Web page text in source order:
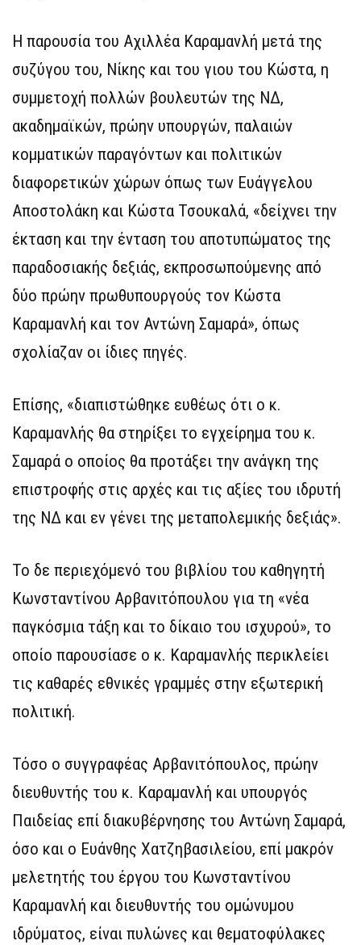
Η παρουσία του Αχιλλέα Καραμανλή μετά της
συζύγου του, Νίκης και του γιου του Κώστα, η
συμμετοχή πολλών βουλευτών της ΝΔ,
ακαδημαϊκών, πρώην υπουργών, παλαιών
κομματικών παραγόντων και πολιτικών
διαφορετικών χώρων όπως των Ευάγγελου
Αποστολάκη και Κώστα Τσουκαλά, «δείχνει την
έκταση και την ένταση του αποτυπώματος της
παραδοσιακής δεξιάς, εκπροσωπούμενης από
δύο πρώην πρωθυπουργούς τον Κώστα
Καραμανλή και τον Αντώνη Σαμαρά», όπως
σχολίαζαν οι ίδιες πηγές.
Επίσης, «διαπιστώθηκε ευθέως ότι ο κ.
Καραμανλής θα στηρίξει το εγχείρημα του κ.
Σαμαρά ο οποίος θα προτάξει την ανάγκη της
επιστροφής στις αρχές και τις αξίες του ιδρυτή
της ΝΔ και εν γένει της μεταπολεμικής δεξιάς».
Το δε περιεχόμενό του βιβλίου του καθηγητή
Κωνσταντίνου Αρβανιτόπουλου για τη «νέα
παγκόσμια τάξη και το δίκαιο του ισχυρού», το
οποίο παρουσίασε ο κ. Καραμανλής περικλείει
τις καθαρές εθνικές γραμμές στην εξωτερική
πολιτική.
Τόσο ο συγγραφέας Αρβανιτόπουλος, πρώην
διευθυντής του κ. Καραμανλή και υπουργός
Παιδείας επί διακυβέρνησης του Αντώνη Σαμαρά,
όσο και ο Ευάνθης Χατζηβασιλείου, επί μακρόν
μελετητής του έργου του Κωνσταντίνου
Καραμανλή και διευθυντής του ομώνυμου
ιδρύματος, είναι πυλώνες και θεματοφύλακες